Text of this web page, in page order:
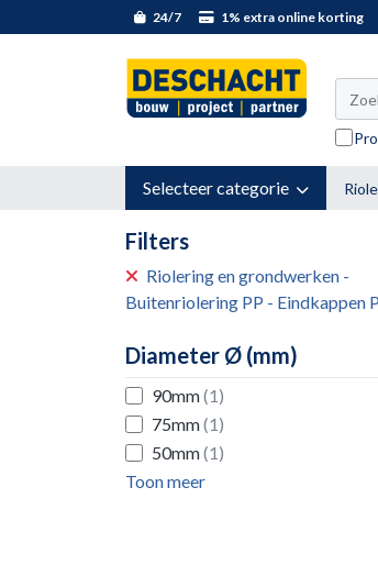
24/7 1% extra online korting
Selecteer categorie
Filters
Riolering en grondwerken -
Buitenriolering PP - Eindkappen
Diameter Ø (mm)
90mm(1)
75mm(1)
50mm(1)
Toon meer